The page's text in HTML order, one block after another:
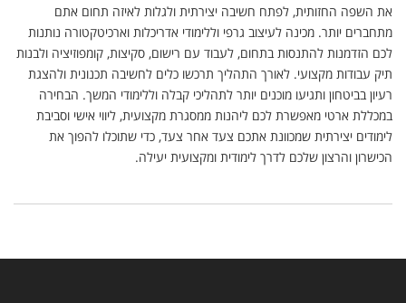
את השפה החזותית, לפתח חשיבה יצירתית ולגלות לאיזה תחום אתם
מתחברים יותר. מכינה לעיצוב גרפי וללימודי אדריכלות וארכיטקטורה נותנות
לכם הזדמנות להתנסות בתחום, לעבוד עם רישום, סקיצות, קומפוזיציה ולבנות
תיק עבודות מקצועי. לאורך התהליך תרכשו כלים לחשיבה תכנונית ולהצגת
רעיון בביטחון ותגיעו מוכנים יותר לתהליכי קבלה וללימודי המשך. הבחירה
במכללת ארטי מאפשרת לכם ליהנות ממסגרת מקצועית, ליווי אישי וסביבת
לימודים יצירתית שמכוונת אתכם צעד אחר צעד, כדי שתוכלו להפוך את
הכישרון והרצון שלכם לדרך לימודית ומקצועית יעילה.